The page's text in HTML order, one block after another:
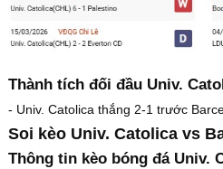
Thành tích đối đầu Univ.
- Univ. Catolica thắng 2-1 trước
Soi kèo Univ. Catolica vs
Thông tin kèo bóng đá Univ.